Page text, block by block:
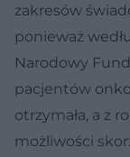
zakresów
ponieważ
Narodowy
pacjentów
otrzymała, a z
możliwości